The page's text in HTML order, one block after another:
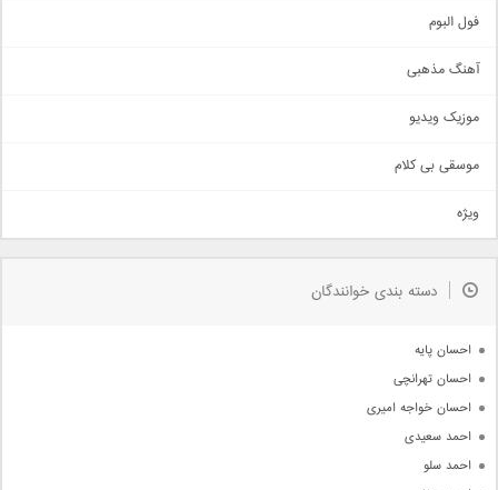
اجتماعی
حماسی
سنتی
اهنگ بندرعباسی
دمو
مذهبی
جدیدترین ها
فول البوم
آهنگ مذهبی
موزیک ویدیو
موسقی بی کلام
ویژه
دسته بندی خوانندگان
احسان پایه
احسان تهرانچی
احسان خواجه امیری
احمد سعیدی
احمد سلو